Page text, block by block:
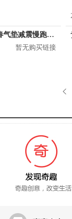
贵人鸟 青春气垫减震慢跑鞋 P59802
暂无购买链接